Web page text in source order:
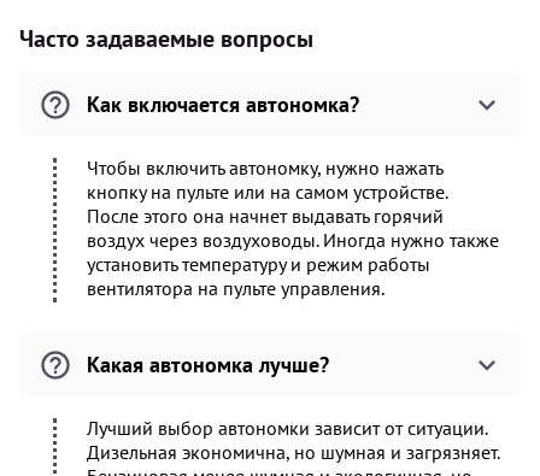
Часто задаваемые вопросы
Как включается автономка?
Чтобы включить автономку, нужно нажать
кнопку на пульте или на самом устройстве.
После этого она начнет выдавать горячий
воздух через воздуховоды. Иногда нужно также
установить температуру и режим работы
вентилятора на пульте управления.
Какая автономка лучше?
Лучший выбор автономки зависит от ситуации.
Дизельная экономична, но шумная и загрязняет.